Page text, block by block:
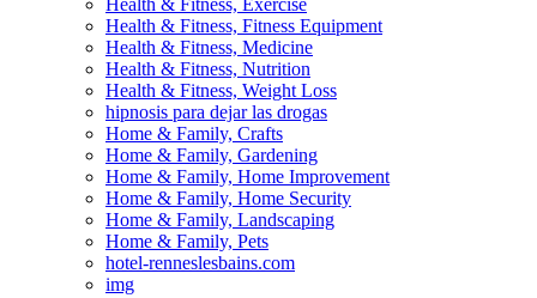
Health & Fitness, Exercise
Health & Fitness, Fitness Equipment
Health & Fitness, Medicine
Health & Fitness, Nutrition
Health & Fitness, Weight Loss
hipnosis para dejar las drogas
Home & Family, Crafts
Home & Family, Gardening
Home & Family, Home Improvement
Home & Family, Home Security
Home & Family, Landscaping
Home & Family, Pets
hotel-renneslesbains.com
img